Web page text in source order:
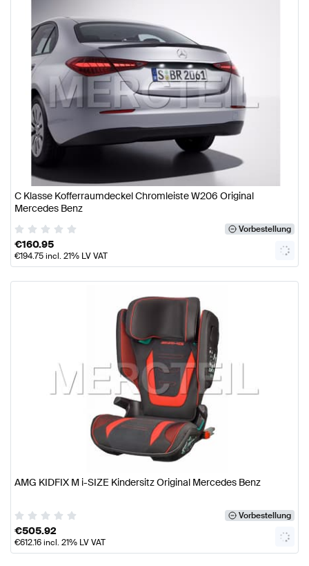
C Klasse Kofferraumdeckel Chromleiste W206 Original
Mercedes Benz
Vorbestellung
€160.95
€194.75incl. 21% LV VAT
AMG KIDFIX M i-SIZE Kindersitz Original Mercedes Benz
Vorbestellung
€505.92
€612.16incl. 21% LV VAT